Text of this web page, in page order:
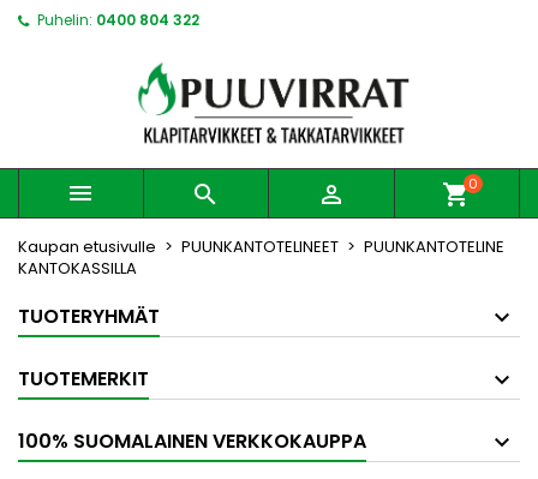
Puhelin: 0400 804 322
   shopping_cart0
Kaupan etusivulle PUUNKANTOTELINEET
PUUNKANTOTELINE
KANTOKASSILLA
TUOTERYHMÄT
TUOTEMERKIT
100% SUOMALAINEN VERKKOKAUPPA